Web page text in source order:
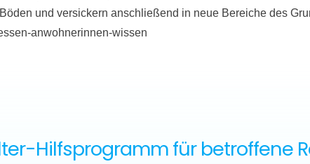
und versickern anschließend in neue Bereiche des
anwohnerinnen-wissen
Hilfsprogramm für betroffene